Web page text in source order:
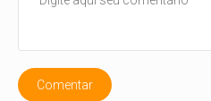
Comentar